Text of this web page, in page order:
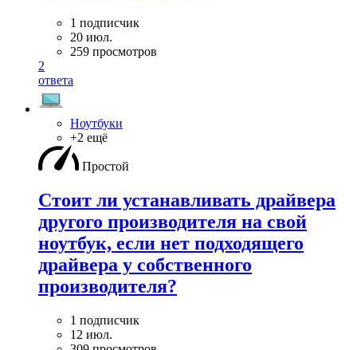
1 подписчик
20 июл.
259 просмотров
2
ответа
Ноутбуки
+2 ещё
Простой
Стоит ли устанавливать драйвера
другого производителя на свой
ноутбук, если нет подходящего
драйвера у собственного
производителя?
1 подписчик
12 июл.